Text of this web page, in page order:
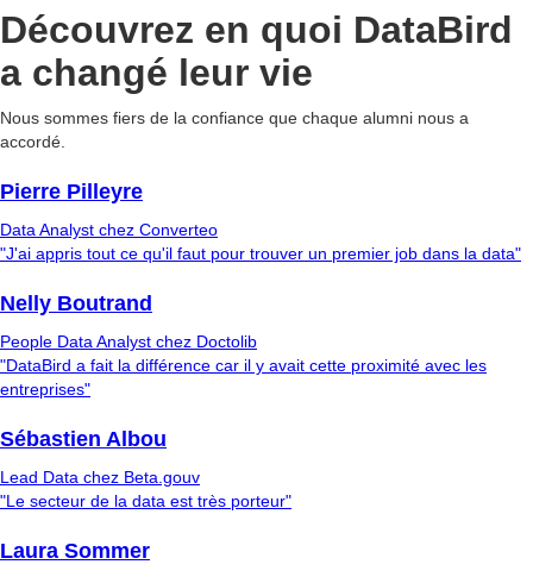
Découvrez en quoi DataBird
a changé leur vie
Nous sommes fiers de la confiance que chaque alumni nous a
accordé.
Pierre Pilleyre
Data Analyst chez Converteo
"J'ai appris tout ce qu'il faut pour trouver un premier job dans la data"
Nelly Boutrand
People Data Analyst chez Doctolib
"DataBird a fait la différence car il y avait cette proximité avec les
entreprises"
Sébastien Albou
Lead Data chez Beta.gouv
"Le secteur de la data est très porteur"
Laura Sommer